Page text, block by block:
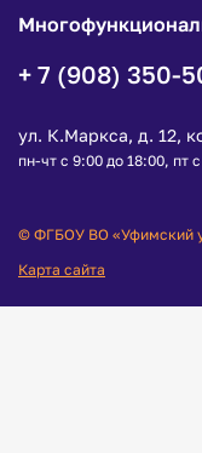
+ 7 (908) 350-
ул. К.Маркса, д. 12,
пн-чт с 9:00 до 18:00, пт
© ФГБОУ ВО «Уфимский
Карта сайта